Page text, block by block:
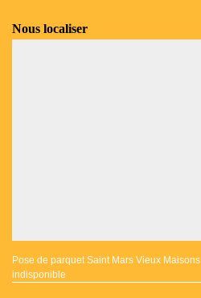
Nous localiser
Pose de parquet Saint Mars Vieux Maisons
indisponible